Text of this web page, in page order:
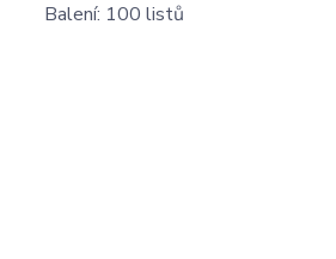
Balení: 100 listů